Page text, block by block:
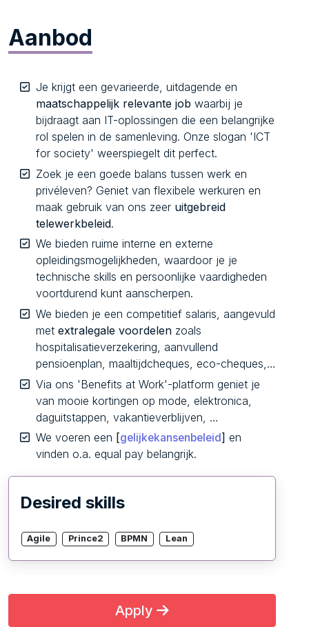
Aanbod
Je krijgt een gevarieerde, uitdagende en
maatschappelijk relevante job waarbij je
bijdraagt aan IT-oplossingen die een belangrijke
rol spelen in de samenleving. Onze slogan 'ICT
for society' weerspiegelt dit perfect.
Zoek je een goede balans tussen werk en
privéleven? Geniet van flexibele werkuren en
maak gebruik van ons zeer uitgebreid
telewerkbeleid.
We bieden ruime interne en externe
opleidingsmogelijkheden, waardoor je je
technische skills en persoonlijke vaardigheden
voortdurend kunt aanscherpen.
We bieden je een competitief salaris, aangevuld
met extralegale voordelen zoals
hospitalisatieverzekering, aanvullend
pensioenplan, maaltijdcheques, eco-cheques,…
Via ons 'Benefits at Work'-platform geniet je
van mooie kortingen op mode, elektronica,
daguitstappen, vakantieverblijven, …
We voeren een [gelijkekansenbeleid] en
vinden o.a. equal pay belangrijk.
Desired skills
Agile Prince2 BPMN Lean
Apply